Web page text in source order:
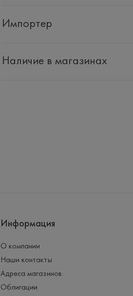
Импортер
Адрес: Республика Беларусь, 220030,
Наличие в магазинах
Информация
О компании
Наши контакты
Адреса магазинов
Облигации